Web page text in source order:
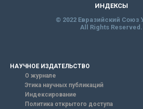
ИНДЕКСЫ
© 2022 Евразийский Союз
All Rights Reserved.
НАУЧНОЕ ИЗДАТЕЛЬСТВО
О журнале
Этика научных публикаций
Индексирование
Политика открытого доступа